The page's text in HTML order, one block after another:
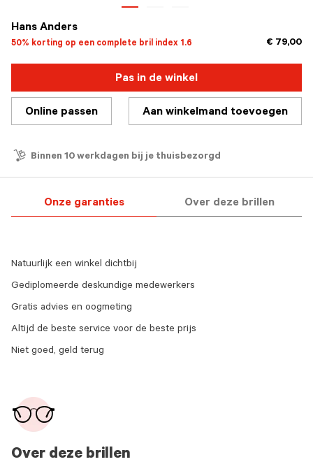
Hans Anders
50% korting op een complete bril index 1.6 € 79,00
Pas in de winkel
Online passen Aan winkelmand toevoegen
Binnen 10 werkdagen bij je thuisbezorgd
Onze garanties Over deze brillen
Over deze brillen
Natuurlijk een winkel dichtbij
Gediplomeerde deskundige medewerkers
Gratis advies en oogmeting
Altijd de beste service voor de beste prijs
Niet goed, geld terug